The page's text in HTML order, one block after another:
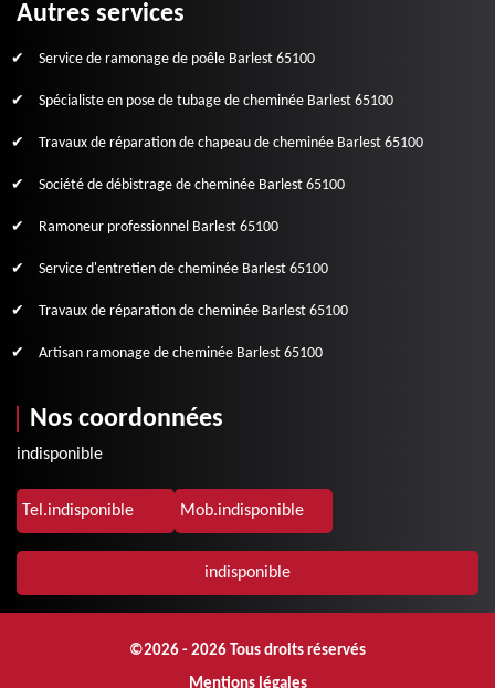
Autres services
Service de ramonage de poêle Barlest 65100
Spécialiste en pose de tubage de cheminée Barlest 65100
Travaux de réparation de chapeau de cheminée Barlest 65100
Société de débistrage de cheminée Barlest 65100
Ramoneur professionnel Barlest 65100
Service d'entretien de cheminée Barlest 65100
Travaux de réparation de cheminée Barlest 65100
Artisan ramonage de cheminée Barlest 65100
Nos coordonnées
indisponible
Tel.indisponible Mob.indisponible
indisponible
©2026 - 2026 Tous droits réservés
Mentions légales